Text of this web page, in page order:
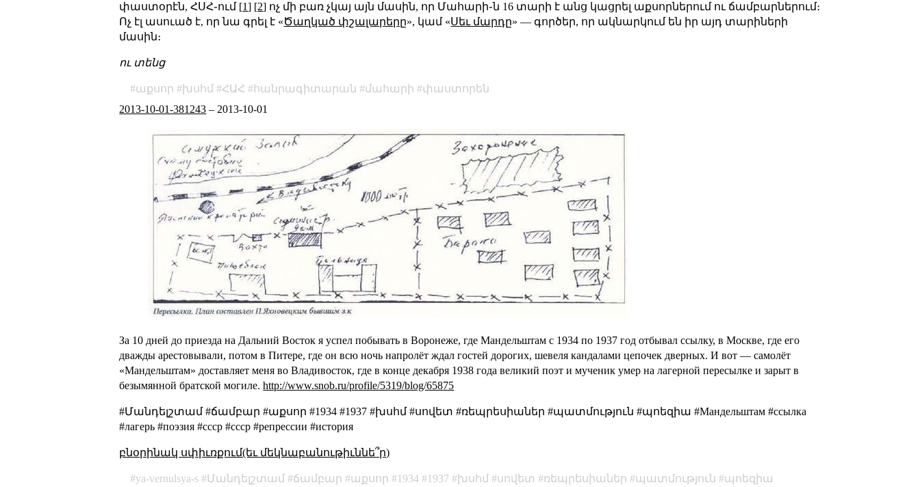
փաստօրէն, ՀՍՀ֊ում [1] [2] ոչ մի բառ չկայ այն մասին, որ Մահարի֊ն 16 տարի է անց կացրել աքսորներում ու ճամբարներում։
Ոչ էլ ասուած է, որ նա գրել է «Ծաղկած փշալարերը», կամ «Սեւ մարդը» — գործեր, որ ակնարկում են իր այդ տարիների
մասին։
ու տենց
աքսոր խսհմ ՀԱՀ հանրագիտարան մահարի
փաստորեն
2013-10-01-381243 – 2013-10-01
За 10 дней до приезда на Дальний Восток я успел побывать в Воронеже, где Мандельштамс 1934 по 1937 год отбывал ссылку, в Москве, где его
дважды арестовывали, потом в Питере, где онвсю ночь напролёт ждал гостей дорогих, шевеля кандалами цепочек дверных. И вот — самолёт
«Мандельштам» доставляет меня во Владивосток, где в конце декабря 1938 года великий поэт и мученикумер на лагерной пересылке и зарыт в
безымянной братской могиле.http://www.snob.ru/profile/5319/blog/65875
#Մանդելշտամ #ճամբար #աքսոր #1934 #1937 #խսհմ #սովետ #ռեպրեսիաներ #պատմություն #պոեզիա #Mандельштам #ссылка
#лагерь #поэзия #ссср #cccp #репрессии #история
բնօրինակ սփիւռքում(եւ մեկնաբանութիւննե՞ր)
ya-vernulsya-s Մանդելշտամ ճամբար աքսոր 1934 1937 խսհմ սովետ ռեպրեսիաներ պատմություն
պոեզիա